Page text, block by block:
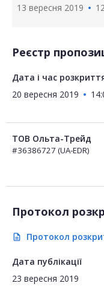
13 вересня 2019
Реєстр
Дата і час
20 вересня 2019
ТОВ Ольта-Трейд
#36386727 (UA-EDR)
Протокол
description Протокол
Дата публікації
23 вересня 2019